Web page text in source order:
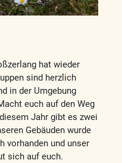
hat wieder
sind herzlich
in der Umgebung
euch auf den Weg
Jahr gibt es zwei
Gebäuden wurde
vorhanden und unser
sich auf euch.